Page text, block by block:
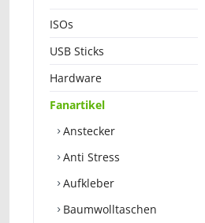
ISOs
USB Sticks
Hardware
Fanartikel
Anstecker
Anti Stress
Aufkleber
Baumwolltaschen